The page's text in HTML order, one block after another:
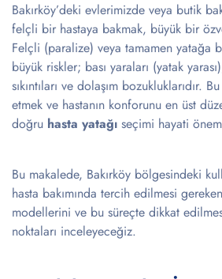
Bakırköy’deki evlerimizde veya butik
felçli bir hastaya bakmak, büyük bir
Felçli (paralize) veya tamamen yatağa
büyük riskler; bası yaraları (yatak
sıkıntıları ve dolaşım bozukluklarıdır.
etmek ve hastanın konforunu en üst
doğru hasta yatağı seçimi hayati önem
Bu makalede, Bakırköy bölgesindeki
hasta bakımında tercih edilmesi
modellerini ve bu süreçte dikkat
noktaları inceleyeceğiz.